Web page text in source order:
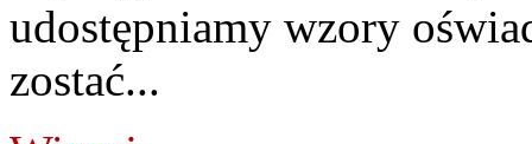
udostępniamy wzory
zostać...